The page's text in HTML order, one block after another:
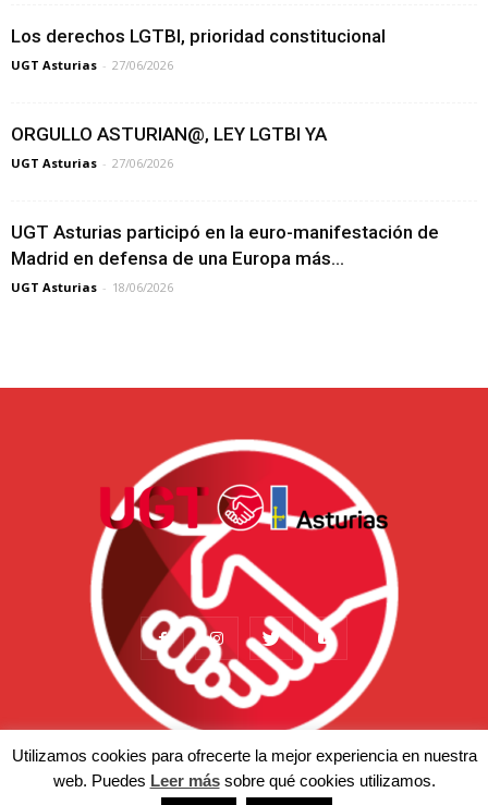
Los derechos LGTBI, prioridad constitucional
UGT Asturias - 27/06/2026
ORGULLO ASTURIAN@, LEY LGTBI YA
UGT Asturias - 27/06/2026
UGT Asturias participó en la euro-manifestación de
Madrid en defensa de una Europa más...
UGT Asturias - 18/06/2026
Actualidad Somos Temas Afiliación Prensa
Utilizamos cookies para ofrecerte la mejor experiencia en nuestra
web. Puedes Leer mássobre qué cookies utilizamos.